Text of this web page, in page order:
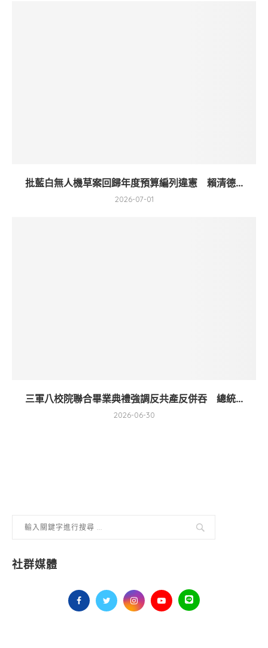
批藍白無人機草案回歸年度預算編列違憲 賴清德...
2026-07-01
三軍八校院聯合畢業典禮強調反共產反併吞 總統...
2026-06-30
社群媒體